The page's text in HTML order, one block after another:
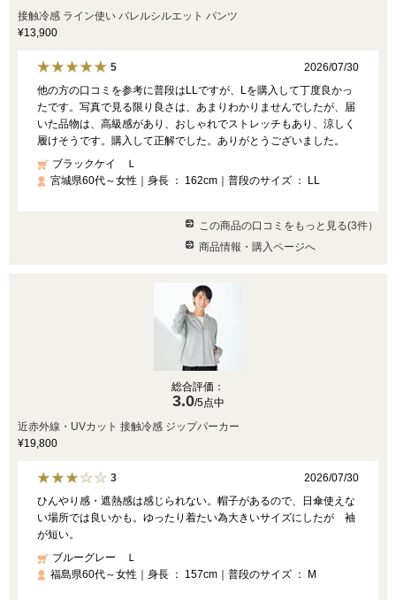
接触冷感 ライン使い バレルシルエット パンツ
¥13,900
5
2026/07/30
他の方の口コミを参考に普段はLLですが、Lを購入して丁度良かっ
たです。写真で見る限り良さは、あまりわかりませんでしたが、届
いた品物は、高級感があり、おしゃれでストレッチもあり、涼しく
履けそうです。購入して正解でした。ありがとうございました。
ブラックケイ Ｌ
宮城県60代～女性｜身長 ： 162cm｜普段のサイズ ： LL
この商品の口コミをもっと見る(3件）
商品情報・購入ページへ
総合評価：
3.0/5点中
近赤外線・UVカット 接触冷感 ジップパーカー
¥19,800
3
2026/07/30
ひんやり感・遮熱感は感じられない。帽子があるので、日傘使えな
い場所では良いかも。ゆったり着たい為大きいサイズにしたが 袖
が短い。
ブルーグレー Ｌ
福島県60代～女性｜身長 ： 157cm｜普段のサイズ ： M